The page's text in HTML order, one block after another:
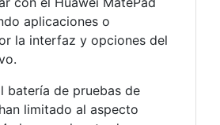
aplicaciones o
la interfaz y opciones del
batería de pruebas de
limitado al aspecto